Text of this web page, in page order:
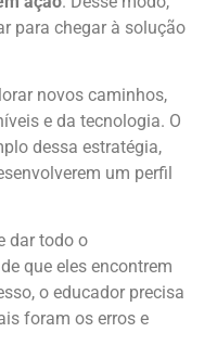
para chegar à solução
novos caminhos,
e da tecnologia. O
dessa estratégia,
um perfil
dar todo o
que eles encontrem
o educador precisa
foram os erros e